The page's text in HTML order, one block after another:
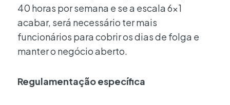
40 horas por semana e se a escala 6×1
acabar, será necessário ter mais
funcionários para cobrir os dias de folga e
manter o negócio aberto.
Regulamentação específica